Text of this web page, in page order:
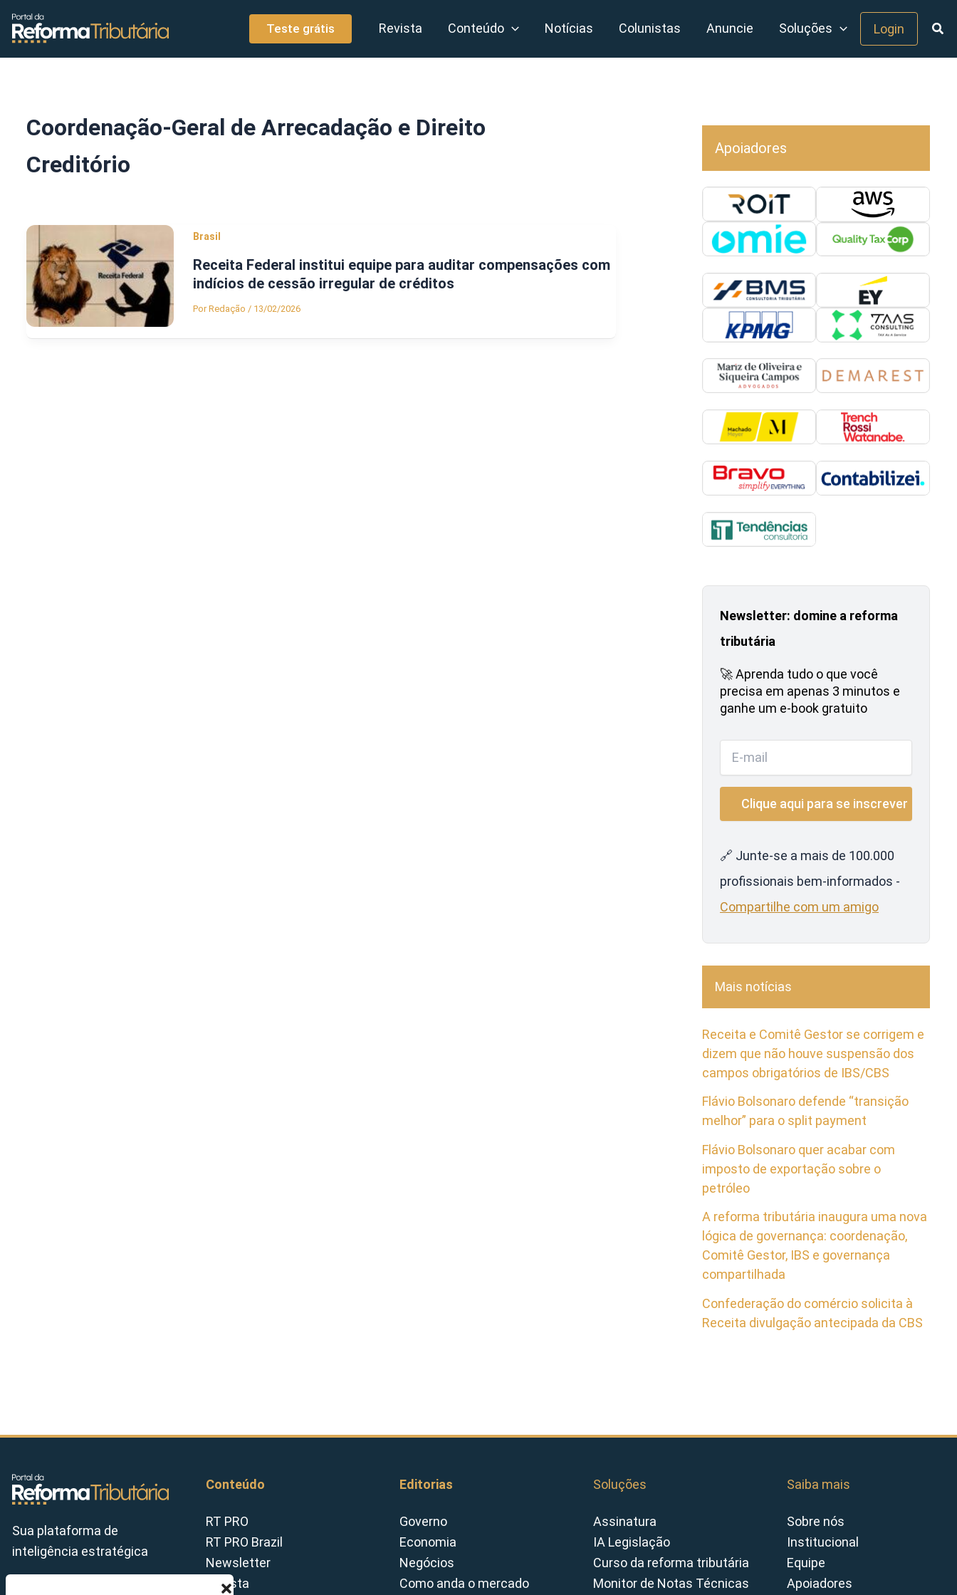
conteúdo
Teste grátis Revista Conteúdo Notícias Colunistas Anuncie Soluções Login
Coordenação-Geral de Arrecadação e Direito
Creditório
Brasil
Receita Federal institui equipe para auditar compensações com
indícios de cessão irregular de créditos
PorRedação / 13/02/2026
Apoiadores
Newsletter: domine a reforma
tributária
🚀 Aprenda tudo o que você
precisa em apenas 3 minutos e
ganhe um e-book gratuito
🔗 Junte-se a mais de 100.000
profissionais bem-informados -
Compartilhe com um amigo
Mais notícias
Receita e Comitê Gestor se corrigem e
dizem que não houve suspensão dos
campos obrigatórios de IBS/CBS
Flávio Bolsonaro defende “transição
melhor” para o split payment
Flávio Bolsonaro quer acabar com
imposto de exportação sobre o
petróleo
A reforma tributária inaugura uma nova
lógica de governança: coordenação,
Comitê Gestor, IBS e governança
compartilhada
Confederação do comércio solicita à
Receita divulgação antecipada da CBS
Sua plataforma de
inteligência estratégica
Conteúdo
RT PRO
RT PRO Brazil
Newsletter
Revista
Editorias
Governo
Economia
Negócios
Como anda o mercado
Soluções
Assinatura
IA Legislação
Curso da reforma tributária
Monitor de Notas Técnicas
Saiba mais
Sobre nós
Institucional
Equipe
Apoiadores